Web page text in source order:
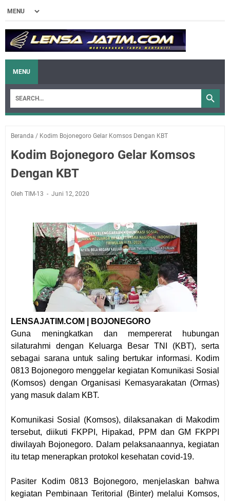
MENU
Beranda / Kodim Bojonegoro Gelar Komsos Dengan KBT
Kodim Bojonegoro Gelar Komsos
Dengan KBT
Oleh TIM-13 Juni 12, 2020
LENSAJATIM.COM | BOJONEGORO
Guna meningkatkan dan mempererat hubungan
silaturahmi dengan Keluarga Besar TNI (KBT), serta
sebagai sarana untuk saling bertukar informasi. Kodim
0813 Bojonegoro menggelar kegiatan Komunikasi Sosial
(Komsos) dengan Organisasi Kemasyarakatan (Ormas)
yang masuk dalam KBT.
Komunikasi Sosial (Komsos), dilaksanakan di Makodim
tersebut, diikuti FKPPI, Hipakad, PPM dan GM FKPPI
diwilayah Bojonegoro. Dalam pelaksanaannya, kegiatan
itu tetap menerapkan protokol kesehatan covid-19.
Pasiter Kodim 0813 Bojonegoro, menjelaskan bahwa
kegiatan Pembinaan Teritorial (Binter) melalui Komsos,